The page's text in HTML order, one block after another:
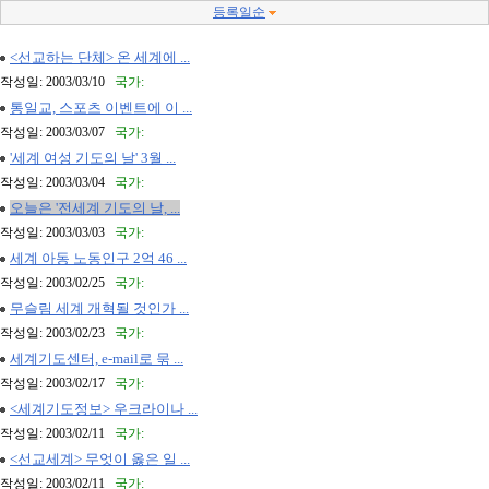
등록일순
<선교하는 단체> 온 세계에 ...
작성일: 2003/03/10 국가:
통일교, 스포츠 이벤트에 이 ...
작성일: 2003/03/07 국가:
'세계 여성 기도의 날' 3월 ...
작성일: 2003/03/04 국가:
오늘은 '전세계 기도의 날, ...
작성일: 2003/03/03 국가:
세계 아동 노동인구 2억 46 ...
작성일: 2003/02/25 국가:
무슬림 세계 개혁될 것인가 ...
작성일: 2003/02/23 국가:
세계기도센터, e-mail로 묶 ...
작성일: 2003/02/17 국가:
<세계기도정보> 우크라이나 ...
작성일: 2003/02/11 국가:
<선교세계> 무엇이 옳은 일 ...
작성일: 2003/02/11 국가: